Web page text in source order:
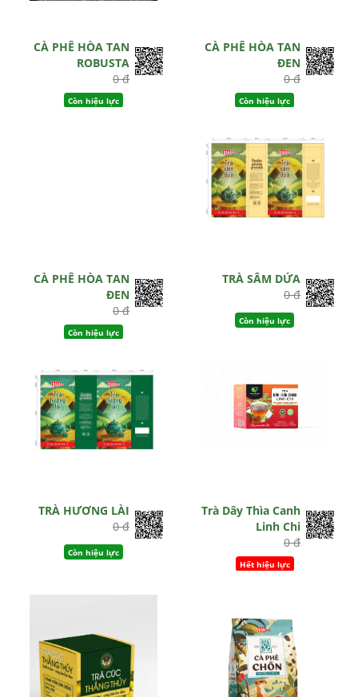
CÀ PHÊ HÒA TAN
ROBUSTA
0 đ
Còn hiệu lực
CÀ PHÊ HÒA TAN
ĐEN
0 đ
Còn hiệu lực
CÀ PHÊ HÒA TAN
ĐEN
0 đ
Còn hiệu lực
TRÀ SÂM DỨA
0 đ
Còn hiệu lực
TRÀ HƯƠNG LÀI
0 đ
Còn hiệu lực
Trà Dây Thìa Canh
Linh Chi
0 đ
Hết hiệu lực